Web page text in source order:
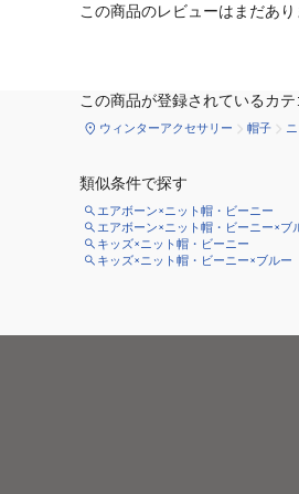
この商品のレビューはまだあり
この商品が登録されているカテ
ウィンターアクセサリー 帽子
類似条件で探す
エアボーン×ニット帽・ビーニー
エアボーン×ニット帽・ビーニー×ブ
キッズ×ニット帽・ビーニー
キッズ×ニット帽・ビーニー×ブルー